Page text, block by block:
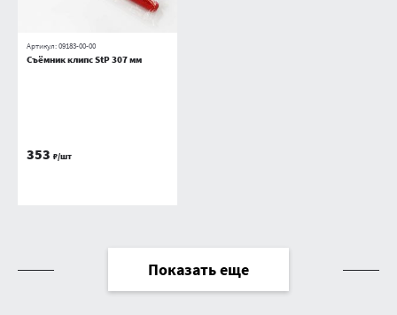
Артикул:09183-00-00
Съёмник клипс StP 307 мм
353 ₽/шт
Показать еще